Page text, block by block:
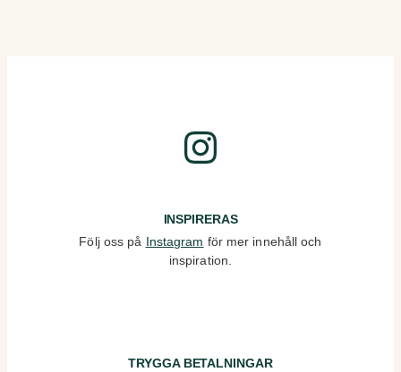
Instagram
INSPIRERAS
Följ oss på Instagram för mer innehåll och
inspiration.
TRYGGA BETALNINGAR